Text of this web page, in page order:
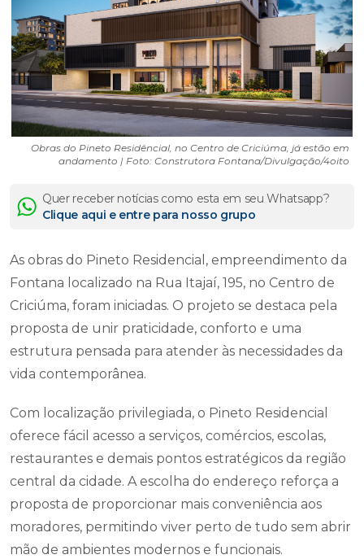
Obras do Pineto Residêncial, no Centro de Criciúma, já estão em
andamento | Foto: Construtora Fontana/Divulgação/4oito
Quer receber notícias como esta em seu Whatsapp?
Clique aqui e entre para nosso grupo
As obras do Pineto Residencial, empreendimento da
Fontana localizado na Rua Itajaí, 195, no Centro de
Criciúma, foram iniciadas. O projeto se destaca pela
proposta de unir praticidade, conforto e uma
estrutura pensada para atender às necessidades da
vida contemporânea.
Com localização privilegiada, o Pineto Residencial
oferece fácil acesso a serviços, comércios, escolas,
restaurantes e demais pontos estratégicos da região
central da cidade. A escolha do endereço reforça a
proposta de proporcionar mais conveniência aos
moradores, permitindo viver perto de tudo sem abrir
mão de ambientes modernos e funcionais.